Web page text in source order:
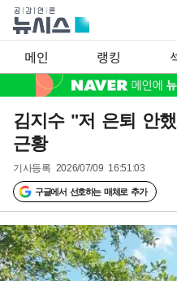
메인 랭킹
김지수 "저 은퇴 안
근황
기사등록 2026/07/09 16:51:03
구글에서 선호하는 매체로 추가